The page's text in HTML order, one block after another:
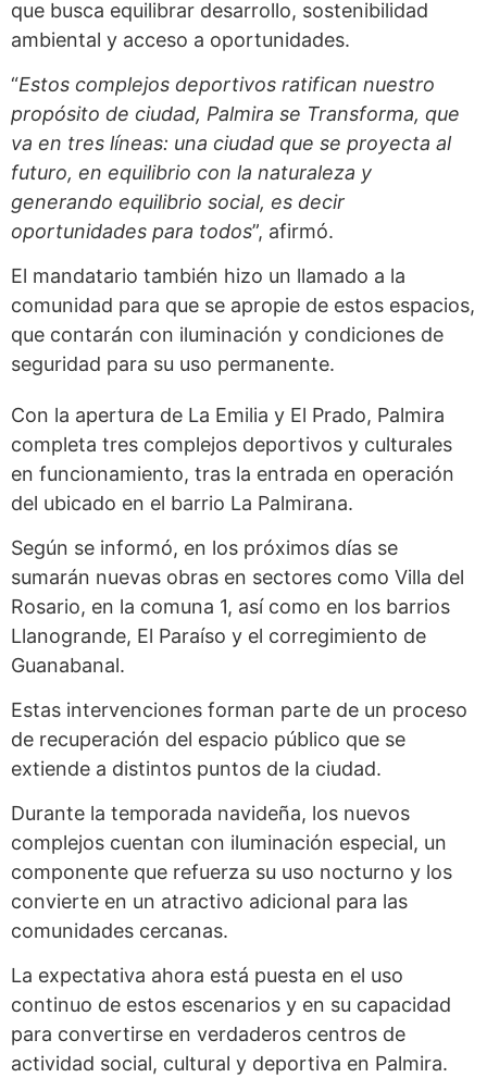
que busca equilibrar desarrollo, sostenibilidad
ambiental y acceso a oportunidades.
“Estos complejos deportivos ratifican nuestro
propósito de ciudad, Palmira se Transforma, que
va en tres líneas: una ciudad que se proyecta al
futuro, en equilibrio con la naturaleza y
generando equilibrio social, es decir
oportunidades para todos”, afirmó.
El mandatario también hizo un llamado a la
comunidad para que se apropie de estos espacios,
que contarán con iluminación y condiciones de
seguridad para su uso permanente.
Con la apertura de La Emilia y El Prado, Palmira
completa tres complejos deportivos y culturales
en funcionamiento, tras la entrada en operación
del ubicado en el barrio La Palmirana.
Según se informó, en los próximos días se
sumarán nuevas obras en sectores como Villa del
Rosario, en la comuna 1, así como en los barrios
Llanogrande, El Paraíso y el corregimiento de
Guanabanal.
Estas intervenciones forman parte de un proceso
de recuperación del espacio público que se
extiende a distintos puntos de la ciudad.
Durante la temporada navideña, los nuevos
complejos cuentan con iluminación especial, un
componente que refuerza su uso nocturno y los
convierte en un atractivo adicional para las
comunidades cercanas.
La expectativa ahora está puesta en el uso
continuo de estos escenarios y en su capacidad
para convertirse en verdaderos centros de
actividad social, cultural y deportiva en Palmira.